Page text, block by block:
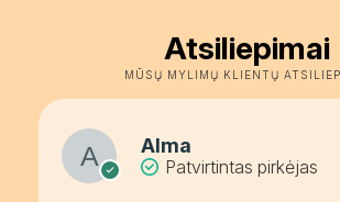
Atsiliepimai
MŪSŲ MYLIMŲ KLIENTŲ
Alma
Patvirtintas pirkėjas